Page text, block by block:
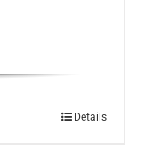
Details